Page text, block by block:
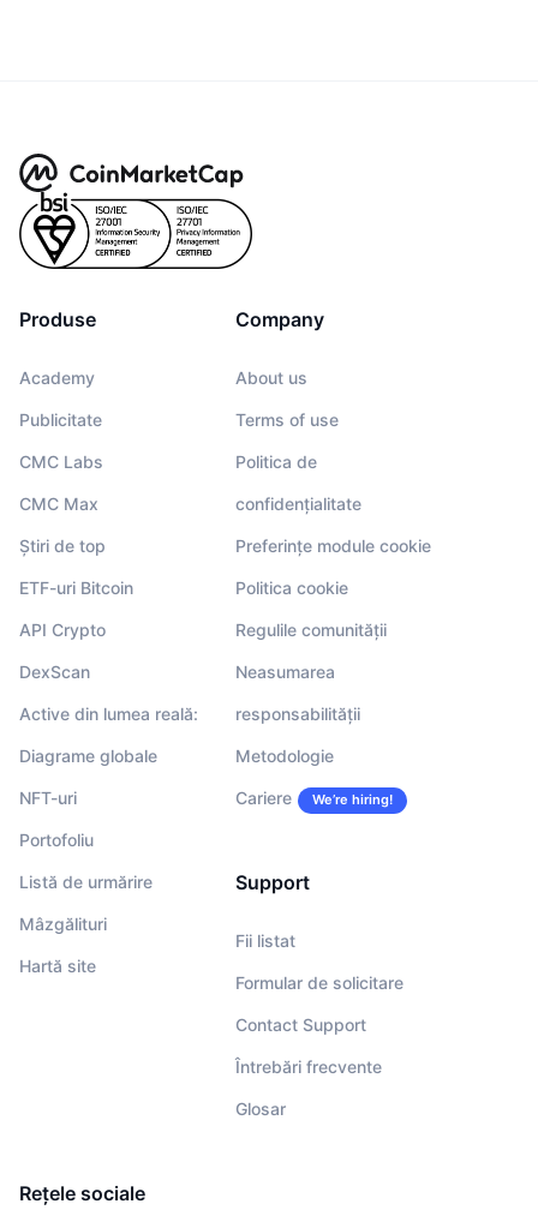
Produse
Academy
Publicitate
CMC Labs
CMC Max
Știri de top
ETF-uri Bitcoin
API Crypto
DexScan
Active din lumea reală:
Diagrame globale
NFT-uri
Portofoliu
Listă de urmărire
Mâzgălituri
Hartă site
Company
About us
Terms of use
Politica de
confidențialitate
Preferințe module cookie
Politica cookie
Regulile comunității
Neasumarea
responsabilității
Metodologie
Cariere We’re hiring!
Support
Fii listat
Formular de solicitare
Contact Support
Întrebări frecvente
Glosar
Rețele sociale